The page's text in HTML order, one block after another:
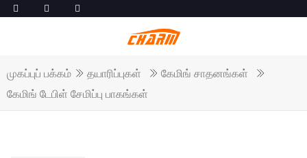
முகப்புப் பக்கம் தயாரிப்புகள்
கேமிங் சாதனங்கள்
கேமிங் டேபிள் சேமிப்பு பாகங்கள்